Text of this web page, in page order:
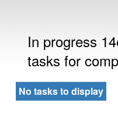
In progress
tasks for
No tasks to display